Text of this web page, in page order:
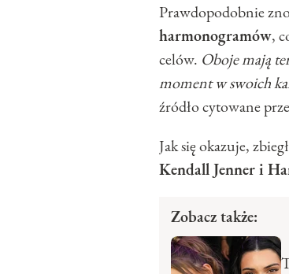
Prawdopodobnie
harmonogramów,
celów. Oboje mają
moment w swoich
źródło cytowane
Jak się okazuje,
Kendall Jenner i
Zobacz także: